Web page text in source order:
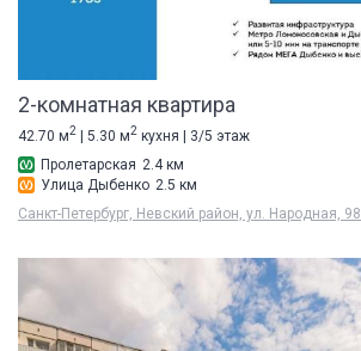
2-комнатная квартира
42.70 м2 | 5.30 м2 кухня | 3/5 этаж
Пролетарская 2.4 км
Улица Дыбенко 2.5 км
Санкт-Петербург, Невский район, ул. Народная, 98